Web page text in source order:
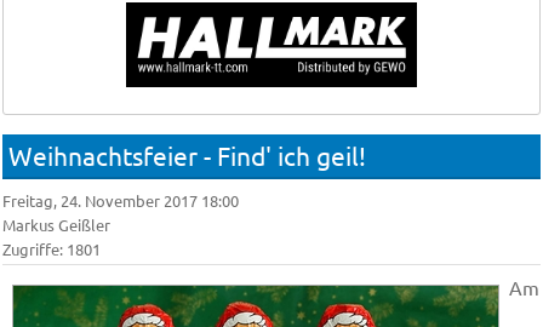
Weihnachtsfeier - Find' ich geil!
Freitag, 24. November 2017 18:00
Markus Geißler
Zugriffe: 1801
Am